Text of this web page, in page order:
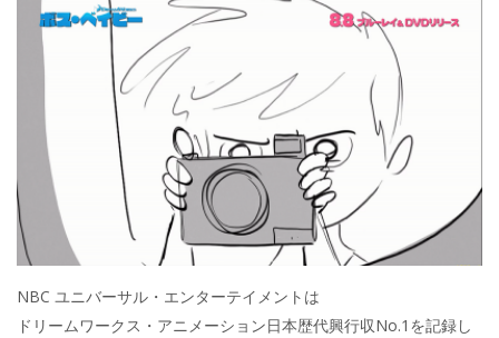
NBC ユニバーサル・エンターテイメントは
ドリームワークス・アニメーション日本歴代興行収No.1を記録し